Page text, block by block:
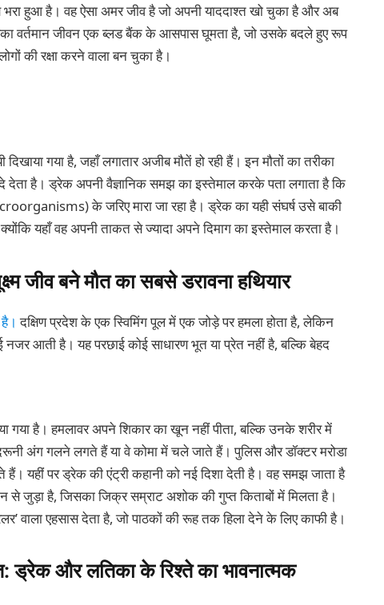
हुआ है। वह ऐसा अमर जीव है जो अपनी याददाश्त खो चुका है और अब
वर्तमान जीवन एक ब्लड बैंक के आसपास घूमता है, जो उसके बदले हुए रूप
की रक्षा करने वाला बन चुका है।
दिखाया गया है, जहाँ लगातार अजीब मौतें हो रही हैं। इन मौतों का तरीका
है। ड्रेक अपनी वैज्ञानिक समझ का इस्तेमाल करके पता लगाता है कि
के जरिए मारा जा रहा है। ड्रेक का यही संघर्ष उसे बाकी
यहाँ वह अपनी ताकत से ज्यादा अपने दिमाग का इस्तेमाल करता है।
जीव बने मौत का सबसे डरावना हथियार
दक्षिण प्रदेश के एक स्विमिंग पूल में एक जोड़े पर हमला होता है, लेकिन
नजर आती है। यह परछाई कोई साधारण भूत या प्रेत नहीं है, बल्कि बेहद
गया है। हमलावर अपने शिकार का खून नहीं पीता, बल्कि उनके शरीर में
अंग गलने लगते हैं या वे कोमा में चले जाते हैं। पुलिस और डॉक्टर मरोडा
यहीं पर ड्रेक की एंट्री कहानी को नई दिशा देती है। वह समझ जाता है
से जुड़ा है, जिसका जिक्र सम्राट अशोक की गुप्त किताबों में मिलता है।
वाला एहसास देता है, जो पाठकों की रूह तक हिला देने के लिए काफी है।
ड्रेक और लतिका के रिश्ते का भावनात्मक